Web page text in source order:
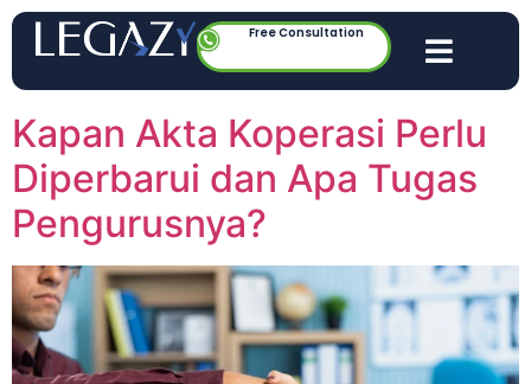
Free Consultation
Kapan Akta Koperasi Perlu
Diperbarui dan Apa Tugas
Pengurusnya?